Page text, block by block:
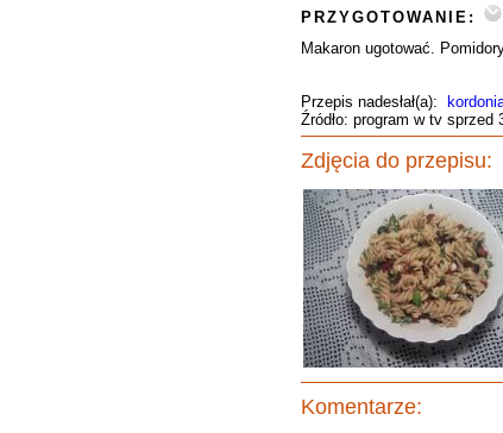
PRZYGOTOWANIE:
Makaron ugotować.
Przepis nadesłał(a):
Źródło: program w tv
Zdjęcia do przepisu:
Komentarze: